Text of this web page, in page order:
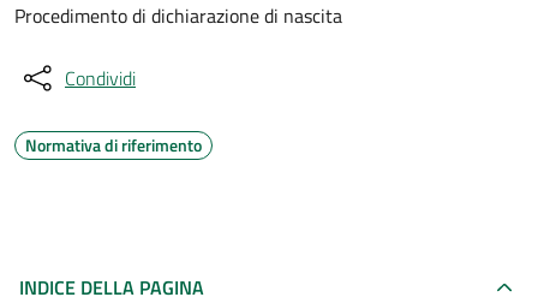
Procedimento di dichiarazione di nascita
Condividi
Normativa di riferimento
INDICE DELLA PAGINA